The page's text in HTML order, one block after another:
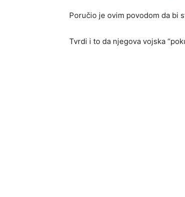
Poručio je ovim povodom da bi
Tvrdi i to da njegova vojska